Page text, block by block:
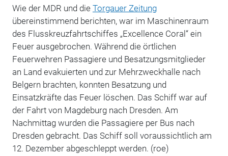
Wie der MDR und die Torgauer Zeitung
übereinstimmend berichten, war im Maschinenraum
des Flusskreuzfahrtschiffes „Excellence Coral“ ein
Feuer ausgebrochen. Während die örtlichen
Feuerwehren Passagiere und Besatzungsmitglieder
an Land evakuierten und zur Mehrzweckhalle nach
Belgern brachten, konnten Besatzung und
Einsatzkräfte das Feuer löschen. Das Schiff war auf
der Fahrt von Magdeburg nach Dresden. Am
Nachmittag wurden die Passagiere per Bus nach
Dresden gebracht. Das Schiff soll voraussichtlich am
12. Dezember abgeschleppt werden. (roe)